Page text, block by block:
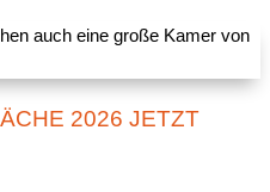
2026 JETZT